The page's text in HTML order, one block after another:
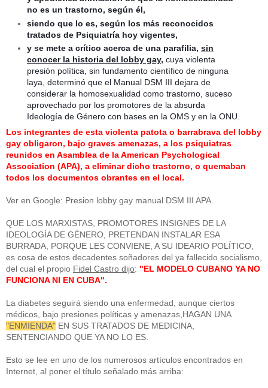
no es un trastorno, según él,
siendo que lo es, según los más reconocidos
tratados de Psiquiatría hoy vigentes,
y se mete a crítico acerca de una parafilia, sin
conocer la historia del lobby gay, cuya violenta
presión política, sin fundamento científico de ninguna
laya, determinó que el Manual DSM III dejara de
considerar la homosexualidad como trastorno, suceso
aprovechado por los promotores de la absurda
Ideología de Género con bases en la OMS y en la ONU.
Los integrantes de esta violenta patota o barrabrava del lobby
gay obligaron, bajo graves amenazas, a los psiquiatras
reunidos en Asamblea de la American Psychological
Association (APA), a eliminar dicho trastorno, o quemaban
todos los documentos obrantes en el local.
Ver en Google: Presion lobby gay manual DSM III APA.
QUE LOS MARXISTAS, PROMOTORES INSIGNES DE LA
IDEOLOGÍA DE GÉNERO, PRETENDAN INSTALAR ESA
BURRADA, PORQUE LES CONVIENE, A SU IDEARIO POLÍTICO,
es cosa de estos decadentes soñadores del ya fallecido socialismo,
del cual el propio Fidel Castro dijo: "EL MODELO CUBANO YA NO
FUNCIONA NI EN CUBA".
La diabetes seguirá siendo una enfermedad, aunque ciertos
médicos, bajo presiones políticas y amenazas,HAGAN UNA
"ENMIENDA" EN SUS TRATADOS DE MEDICINA,
SENTENCIANDO QUE YA NO LO ES.
Esto se lee en uno de los numerosos artículos encontrados en
Internet, al poner el título señalado más arriba: